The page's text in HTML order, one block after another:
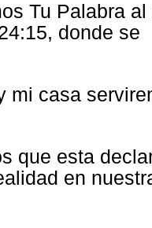
Tu Palabra al
donde se
mi casa
que esta
en